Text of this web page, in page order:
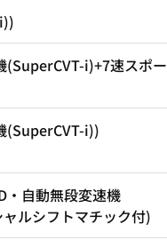
(SuperCVT-i)+7速スポー
(SuperCVT-i))
自動無段変速機
ルシフトマチック付)